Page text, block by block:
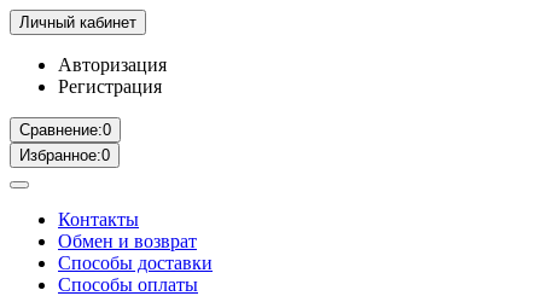
Личный кабинет
Авторизация
Регистрация
Сравнение:0
Избранное:0
Контакты
Обмен и возврат
Способы доставки
Способы оплаты